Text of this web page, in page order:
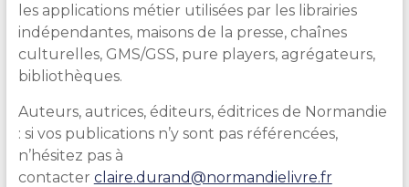
les applications métier utilisées par les librairies
indépendantes, maisons de la presse, chaînes
culturelles, GMS/GSS, pure players, agrégateurs,
bibliothèques.
Auteurs, autrices, éditeurs, éditrices de Normandie
: si vos publications n’y sont pas référencées,
n’hésitez pas à
contacter claire.durand@normandielivre.fr